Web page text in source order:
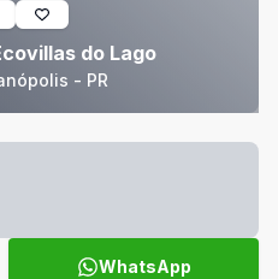
do Lago
- PR
WhatsApp